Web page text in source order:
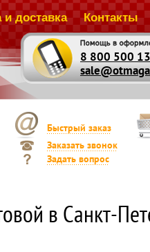
8 800 500
и доставка Контакты
Быстрый заказ
Заказать звонок
Задать вопрос
в Санкт-